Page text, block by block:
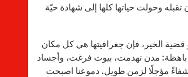
وحولت حياتها كلها إلى شهادة حيّة
قضية الخير، فإن جغرافيتها هي كل مكان
باهظة: مدن تهدمت، بيوت فرغت، وأجساد
مؤجلًا لزمن طويل. دموعنا اصبحت